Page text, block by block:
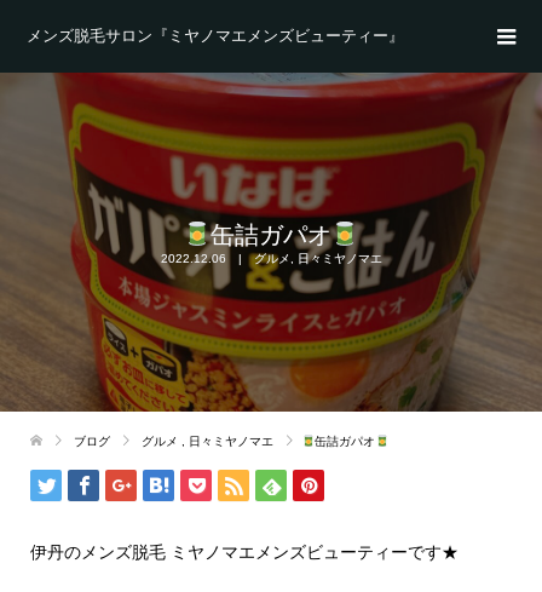
メンズ脱毛サロン『ミヤノマエメンズビューティー』
缶詰ガパオ
2022.12.06 グルメ 日々ミヤノマエ
ブログ グルメ 日々ミヤノマエ 缶詰ガパオ
伊丹のメンズ脱毛 ミヤノマエメンズビューティーです★